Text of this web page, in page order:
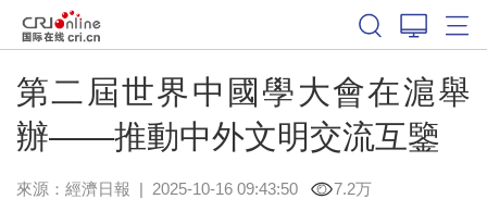
第二屆世界中國學大會在滬舉
辦——推動中外文明交流互鑒
來源： 經濟日報 | 2025-10-16 09:43:50 7.2万